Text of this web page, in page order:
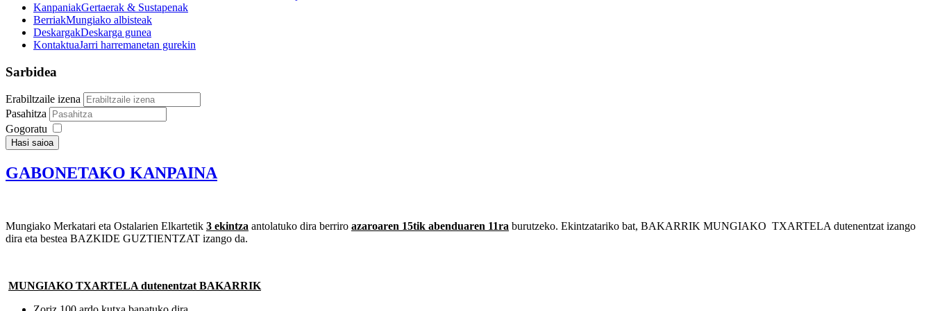
KanpaniakGertaerak & Sustapenak
BerriakMungiako albisteak
DeskargakDeskarga gunea
KontaktuaJarri harremanetan gurekin
Sarbidea
Erabiltzaile izena
Pasahitza
Gogoratu
Hasi saioa
GABONETAKO KANPAINA
Mungiako Merkatari eta Ostalarien Elkartetik 3 ekintza antolatuko dira berriro azaroaren 15tik abenduaren 11ra burutzeko. Ekintzatariko bat, BAKARRIK MUNGIAKO TXARTELA dutenentzat izango
dira eta bestea BAZKIDE GUZTIENTZAT izango da.
MUNGIAKO TXARTELA dutenentzat BAKARRIK